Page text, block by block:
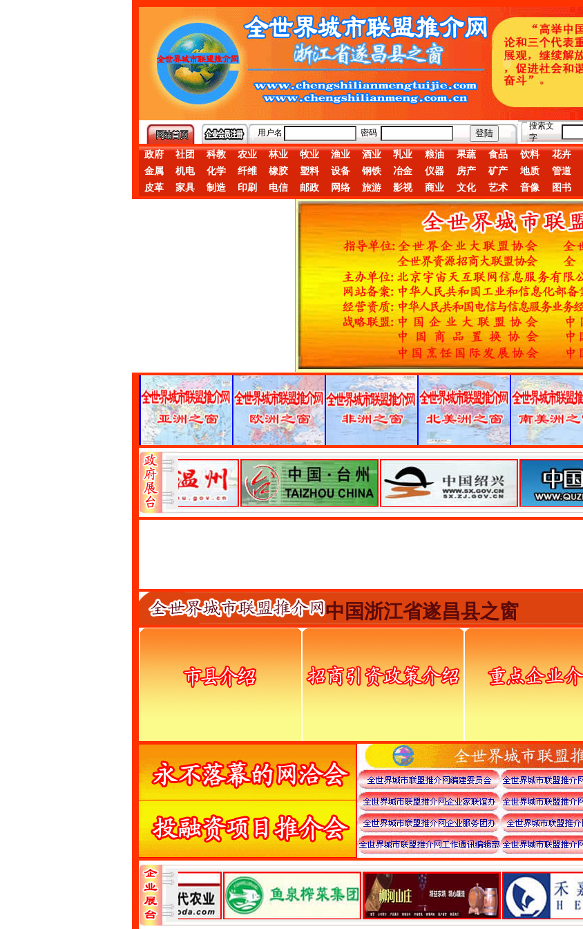
用户名 密码
搜索文
字
政府 社团 科教 农业 林业 牧业 渔业 酒业 乳业 粮油 果蔬 食品 饮料 花卉
金属
机电 化学 纤维 橡胶 塑料 设备 钢铁 冶金 仪器 房产 矿产 地质 管道
皮革
家具 制造 印刷 电信 邮政 网络 旅游 影视 商业 文化 艺术 音像 图书
中国浙江省遂昌县之窗